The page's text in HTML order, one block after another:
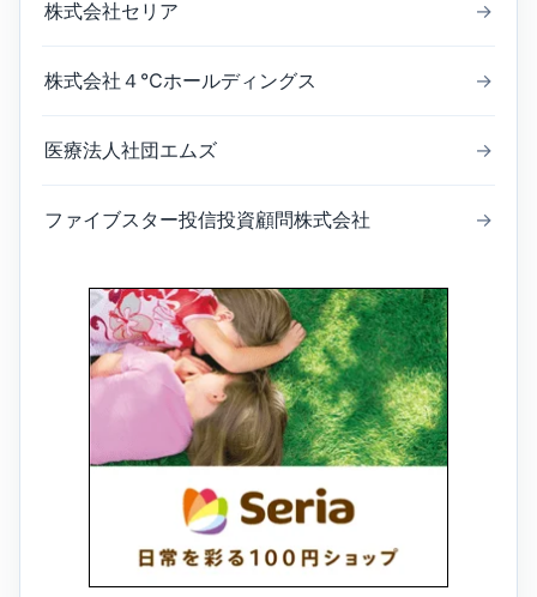
株式会社セリア →
株式会社４℃ホールディングス →
医療法人社団エムズ →
ファイブスター投信投資顧問株式会社 →